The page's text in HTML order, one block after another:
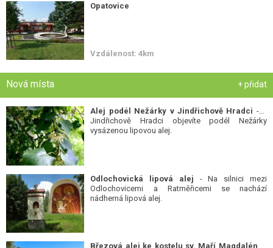
Opatovice
Vzdálenost: 4km
Nová místa + přidat
Alej podél Nežárky v Jindřichově Hradci - V
Jindřichově Hradci objevíte podél Nežárky
vysázenou lipovou alej.
Odlochovická lipová alej - Na silnici mezi
Odlochovicemi a Ratměřicemi se nachází
nádherná lipová alej.